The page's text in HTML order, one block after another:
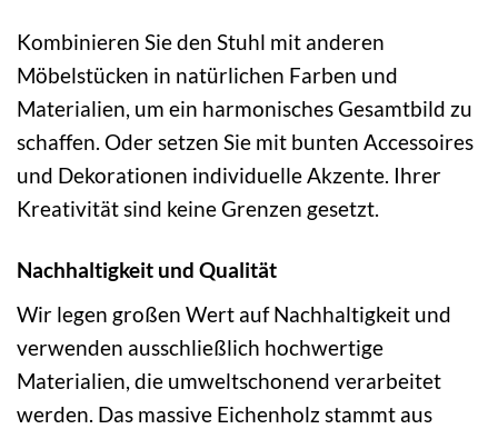
Kombinieren Sie den Stuhl mit anderen
Möbelstücken in natürlichen Farben und
Materialien, um ein harmonisches Gesamtbild zu
schaffen. Oder setzen Sie mit bunten Accessoires
und Dekorationen individuelle Akzente. Ihrer
Kreativität sind keine Grenzen gesetzt.
Nachhaltigkeit und Qualität
Wir legen großen Wert auf Nachhaltigkeit und
verwenden ausschließlich hochwertige
Materialien, die umweltschonend verarbeitet
werden. Das massive Eichenholz stammt aus